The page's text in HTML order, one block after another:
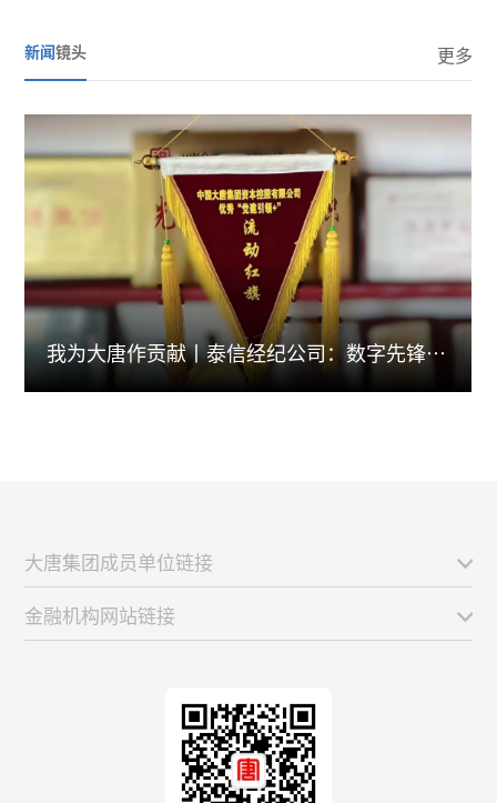
新闻镜头 更多
我为大唐作贡献丨泰信经纪公司：数字先锋
筑...
大唐集团成员单位链接
金融机构网站链接